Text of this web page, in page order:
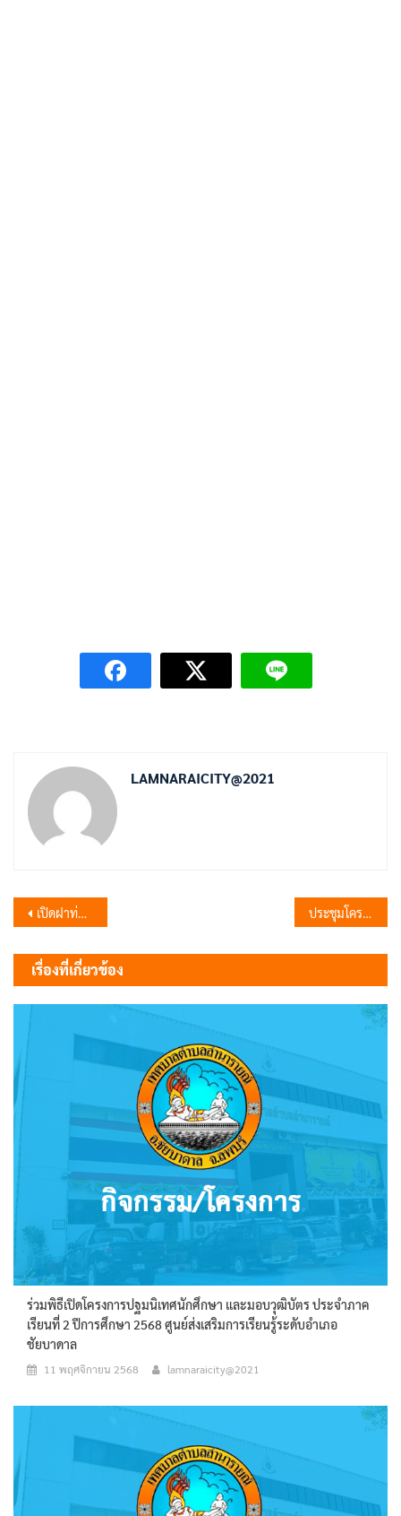
LAMNARAICITY@2021
แนะแนว
เรื่อง
เปิดฝาท่อระบายน้ำตรวจสอบดูสิ่งปฏิกูล ประชุมโครงการพระราชดำริ
เรื่องที่เกี่ยวข้อง
ร่วมพิธีเปิดโครงการปฐมนิเทศนักศึกษา และมอบวุฒิบัตร ประจำภาค
เรียนที่ 2 ปีการศึกษา 2568 ศูนย์ส่งเสริมการเรียนรู้ระดับอำเภอ
ชัยบาดาล
11 พฤศจิกายน 2568 lamnaraicity@2021